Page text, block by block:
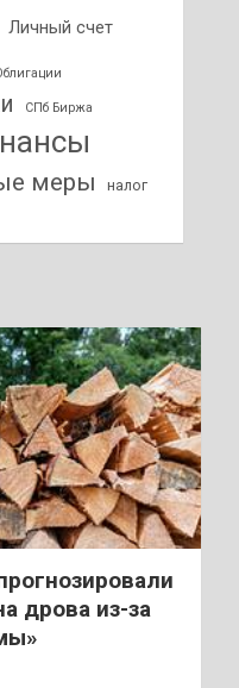
Личный счет
СПб Биржа
меры
налог
дрова из-за